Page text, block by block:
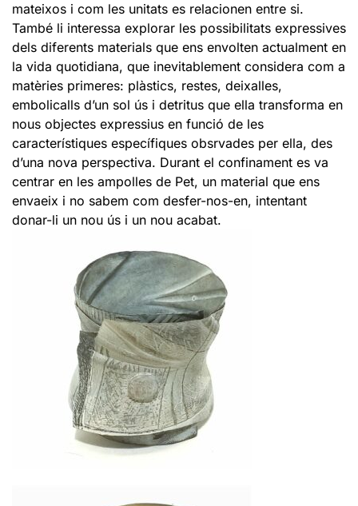
mateixos i com les unitats es relacionen entre si.
També li interessa explorar les possibilitats expressives
dels diferents materials que ens envolten actualment en
la vida quotidiana, que inevitablement considera com a
matèries primeres: plàstics, restes, deixalles,
embolicalls d’un sol ús i detritus que ella transforma en
nous objectes expressius en funció de les
característiques específiques obsrvades per ella, des
d’una nova perspectiva. Durant el confinament es va
centrar en les ampolles de Pet, un material que ens
envaeix i no sabem com desfer-nos-en, intentant
donar-li un nou ús i un nou acabat.